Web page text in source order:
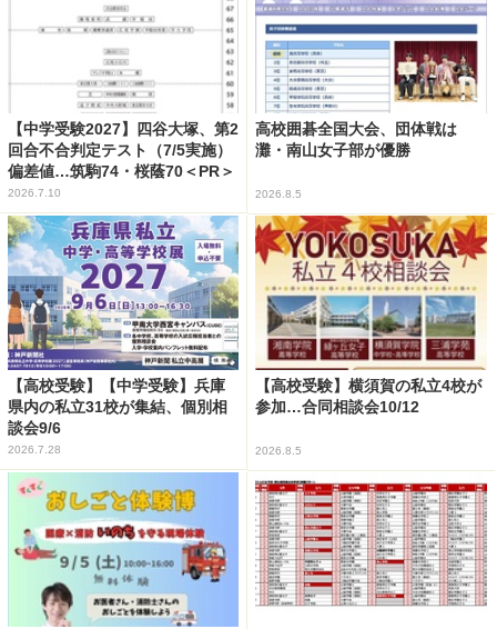
【中学受験2027】四谷大塚、第2
回合不合判定テスト（7/5実施）
偏差値…筑駒74・桜蔭70＜PR＞
2026.7.10
高校囲碁全国大会、団体戦は
灘・南山女子部が優勝
2026.8.5
【高校受験】【中学受験】兵庫
県内の私立31校が集結、個別相
談会9/6
2026.7.28
【高校受験】横須賀の私立4校が
参加…合同相談会10/12
2026.8.5